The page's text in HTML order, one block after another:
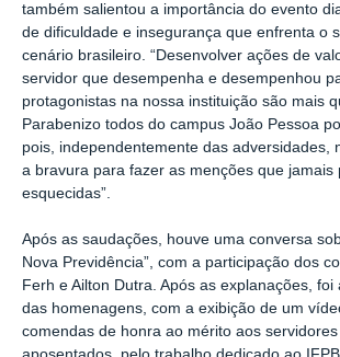
também salientou a importância do evento
de dificuldade e insegurança que enfrenta o
cenário brasileiro. “Desenvolver ações de
servidor que desempenha e desempenhou
protagonistas na nossa instituição são mais
Parabenizo todos do campus João Pessoa
pois, independentemente das adversidades,
a bravura para fazer as menções que jamais
esquecidas”.
Após as saudações, houve uma conversa
Nova Previdência”, com a participação dos
Ferh e Ailton Dutra. Após as explanações,
das homenagens, com a exibição de um
comendas de honra ao mérito aos